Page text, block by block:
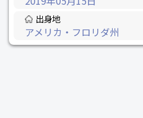
出身地
アメリカ・フロリダ州